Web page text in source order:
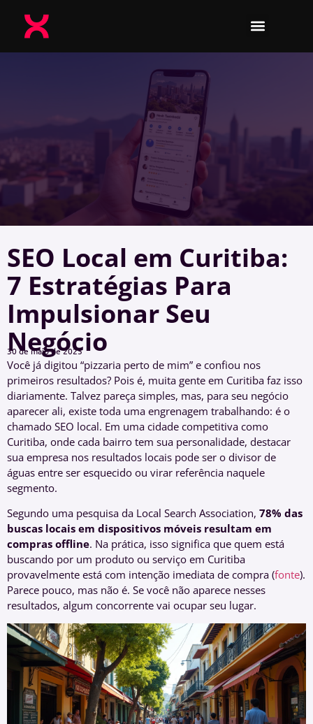
SEO Local em Curitiba:
7 Estratégias Para
Impulsionar Seu
Negócio
30 de maio de 2025
Você já digitou “pizzaria perto de mim” e confiou nos
primeiros resultados? Pois é, muita gente em Curitiba faz isso
diariamente. Talvez pareça simples, mas, para seu negócio
aparecer ali, existe toda uma engrenagem trabalhando: é o
chamado SEO local. Em uma cidade competitiva como
Curitiba, onde cada bairro tem sua personalidade, destacar
sua empresa nos resultados locais pode ser o divisor de
águas entre ser esquecido ou virar referência naquele
segmento.
Segundo uma pesquisa da Local Search Association, 78% das
buscas locais em dispositivos móveis resultam em
compras offline. Na prática, isso significa que quem está
buscando por um produto ou serviço em Curitiba
provavelmente está com intenção imediata de compra (fonte).
Parece pouco, mas não é. Se você não aparece nesses
resultados, algum concorrente vai ocupar seu lugar.